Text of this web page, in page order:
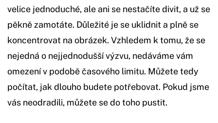
velice jednoduché, ale ani se nestačíte divit, a už se
pěkně zamotáte. Důležité je se uklidnit a plně se
koncentrovat na obrázek. Vzhledem k tomu, že se
nejedná o nejjednodušší výzvu, nedáváme vám
omezení v podobě časového limitu. Můžete tedy
počítat, jak dlouho budete potřebovat. Pokud jsme
vás neodradili, můžete se do toho pustit.